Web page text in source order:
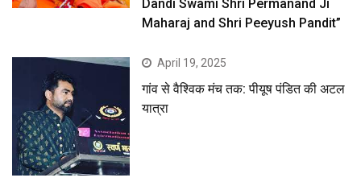
Dandi Swami Shri Permanand Ji
Maharaj and Shri Peeyush Pandit”
April 19, 2025
गांव से वैश्विक मंच तक: पीयूष पंडित की अटल
यात्रा